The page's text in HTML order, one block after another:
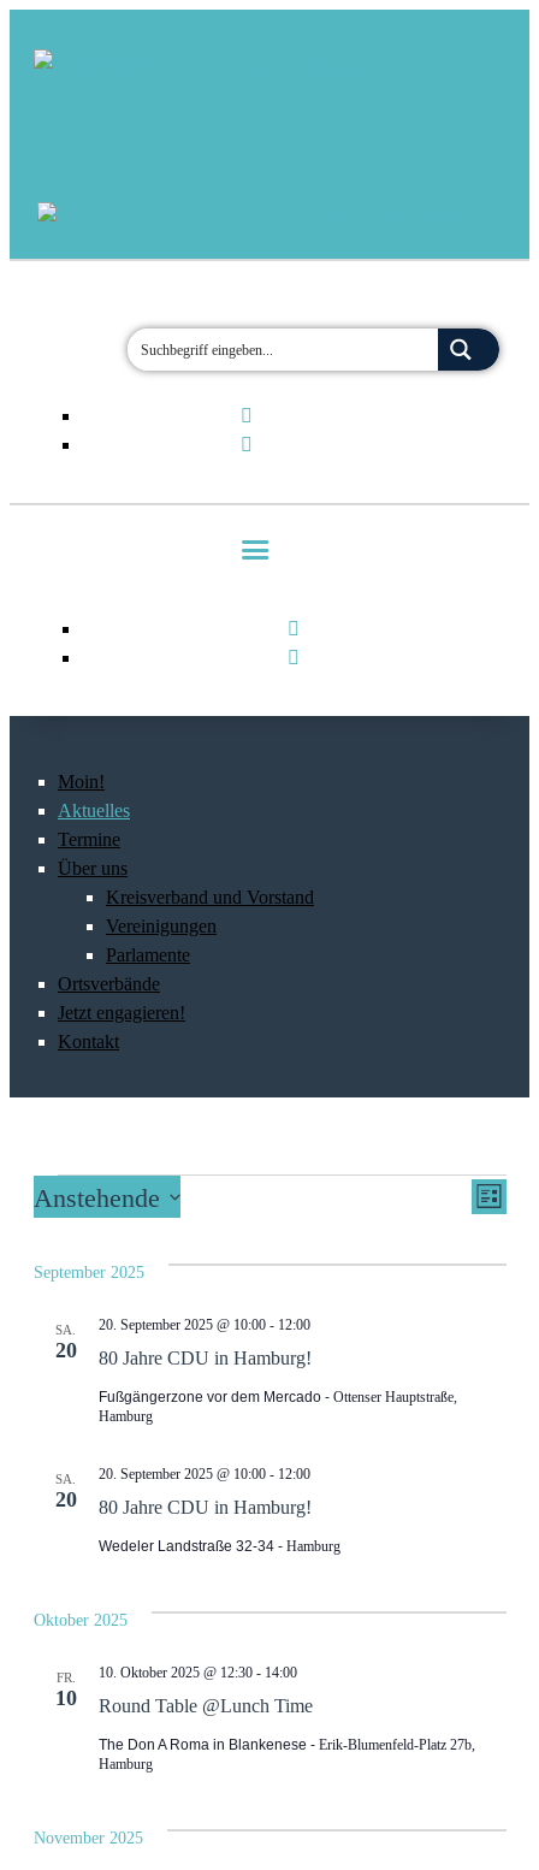
Moin!
Aktuelles
Termine
Über uns
Kreisverband und Vorstand
Vereinigungen
Parlamente
Ortsverbände
Jetzt engagieren!
Kontakt
Liste
Anstehende
September 2025
SA.
20 80 Jahre CDU in Hamburg!
20. September 2025 @ 10:00- 12:00
Fußgängerzone vor dem Mercado
Ottenser Hauptstraße,
Hamburg
SA.
20 80 Jahre CDU in Hamburg!
20. September 2025 @ 10:00- 12:00
Wedeler Landstraße 32-34 Hamburg
Oktober 2025
FR.
10 Round Table @Lunch Time
10. Oktober 2025 @ 12:30- 14:00
The Don A Roma in Blankenese
Erik-Blumenfeld-Platz 27b,
Hamburg
November 2025